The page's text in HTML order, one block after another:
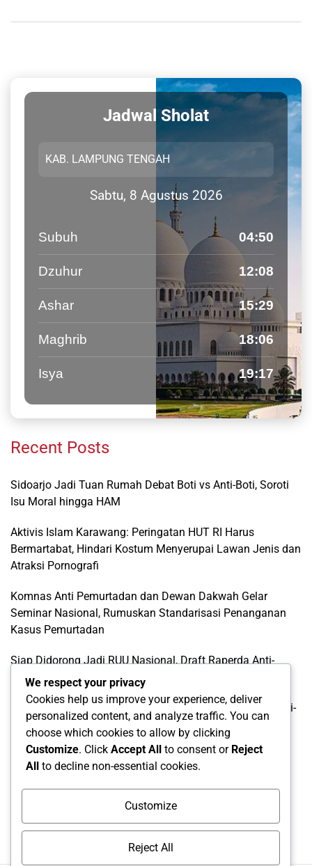
Jadwal Sholat
Sabtu, 8 Agustus 2026
Subuh 04:50
Dzuhur 12:08
Ashar 15:29
Maghrib 18:06
Isya 19:17
Recent Posts
Sidoarjo Jadi Tuan Rumah Debat Boti vs Anti-Boti, Soroti
Isu Moral hingga HAM
Aktivis Islam Karawang: Peringatan HUT RI Harus
Bermartabat, Hindari Kostum Menyerupai Lawan Jenis dan
Atraksi Pornografi
Komnas Anti Pemurtadan dan Dewan Dakwah Gelar
Seminar Nasional, Rumuskan Standarisasi Penanganan
Kasus Pemurtadan
Siap Didorong Jadi RUU Nasional, Draft Raperda Anti-
LGBTQ+ Karawang Diterima Ust. Roinul Balad
Wujud Kontribusi Karawang: Cetuskan Draft Raperda Anti-
L68TQ+ Hingga Tingkat Pusat
Categories
We respect your privacy
Cookies help us improve your experience, deliver
personalized content, and analyze traffic. You can
choose which cookies to allow by clicking
Customize. Click Accept All to consent or Reject
All to decline non-essential cookies.
Customize
Reject All